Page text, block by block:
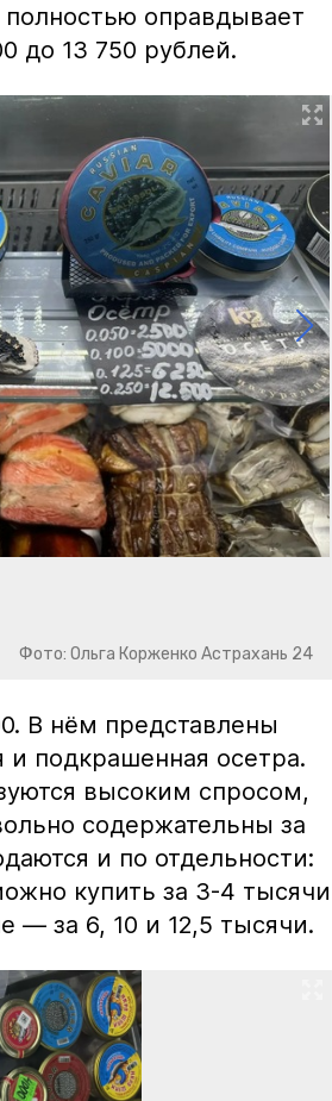
оправдывает
до 13 750 рублей.
Фото: Ольга Корженко Астрахань 24
В нём представлены
подкрашенная осетра.
высоким спросом,
содержательны за
и по отдельности:
купить за 3-4 тысячи
— за 6, 10 и 12,5 тысячи.